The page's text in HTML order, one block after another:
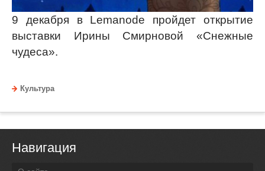
9 декабря в Lemanode пройдет открытие
выставки Ирины Смирновой «Снежные
чудеса».
Культура
Навигация